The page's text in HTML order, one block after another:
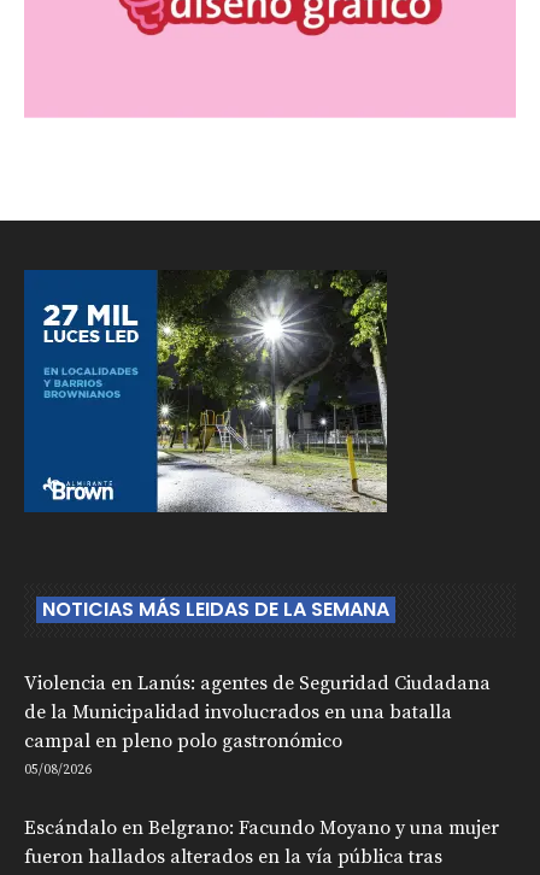
NOTICIAS MÁS LEIDAS DE LA SEMANA
Violencia en Lanús: agentes de Seguridad Ciudadana
de la Municipalidad involucrados en una batalla
campal en pleno polo gastronómico
05/08/2026
Escándalo en Belgrano: Facundo Moyano y una mujer
fueron hallados alterados en la vía pública tras